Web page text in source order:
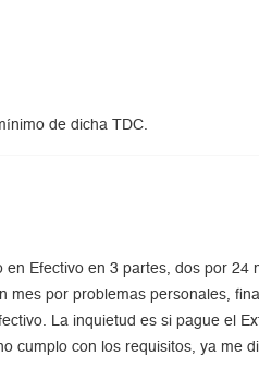
de dicha TDC.
Efectivo en 3 partes, dos por 24
por problemas personales,
La inquietud es si pague el
cumplo con los requisitos, ya me